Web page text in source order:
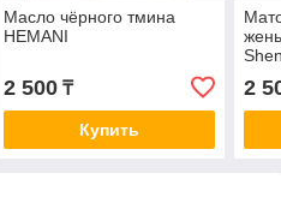
Масло чёрного тмина
HEMANI
2 500₸
Купить
2